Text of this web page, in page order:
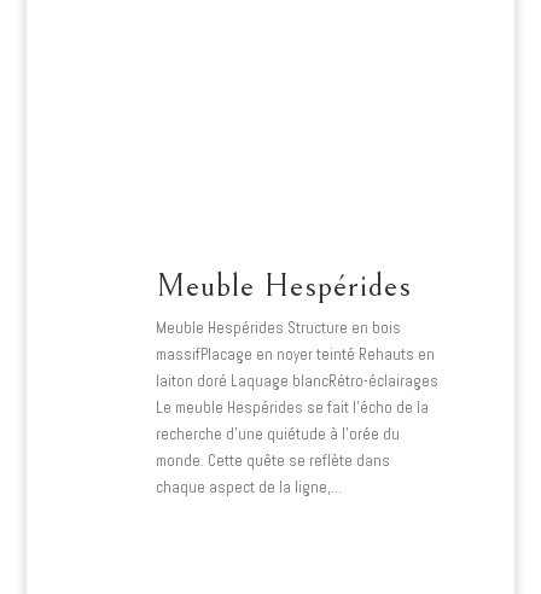
Meuble Hespérides
Meuble Hespérides Structure en bois
massifPlacage en noyer teinté Rehauts en
laiton doré Laquage blancRétro-éclairages
Le meuble Hespérides se fait l’écho de la
recherche d’une quiétude à l’orée du
monde. Cette quête se reflète dans
chaque aspect de la ligne,…